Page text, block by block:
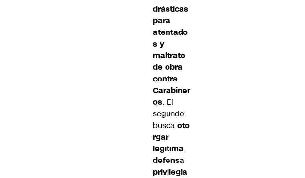
drásticas
para
atentado
s y
maltrato
de obra
contra
Carabiner
os. El
segundo
busca oto
rgar
legítima
defensa
privilegia